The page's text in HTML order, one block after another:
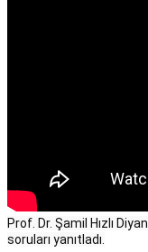
Prof. Dr. Şamil Hızlı
soruları yanıtladı.